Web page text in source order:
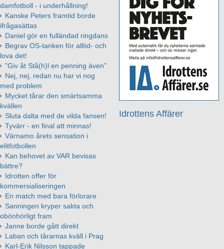
Idrottens Affärer
damfotboll - i underhållning!
Kanske Peters framtid borde
ifrågasättas
Daniel gör en fulländad ringdans
Begrav OS-tanken för alltid- och
lova det!
”Giv åt Stå(h)l en penning även”
Nej, nej, redan nu har vi nog
med problem
Mycket tårar den smärtsamma
kvällen
Sluta dalta med de vilda fansen!
Tyvärr - en final att minnas!
Värnamo årets sensation i
elitfotbollen
Kan behovet av VAR bevisas
bättre?
Idrotten offer för
kommersialiseringen
En match med bara förlorare
Sanningen kryper sakta och
obönhörligt fram
Janne borde gått direkt
Laban och tårarnas kväll i Prag
Karl-Erik Nilsson tappade